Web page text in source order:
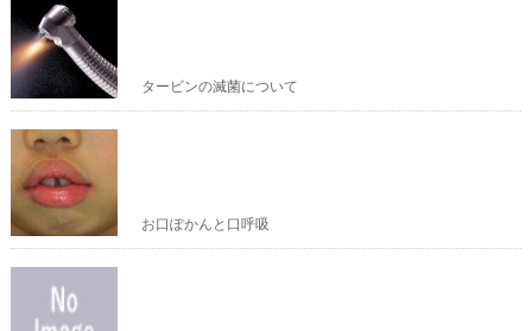
タービンの滅菌について
お口ぽかんと口呼吸